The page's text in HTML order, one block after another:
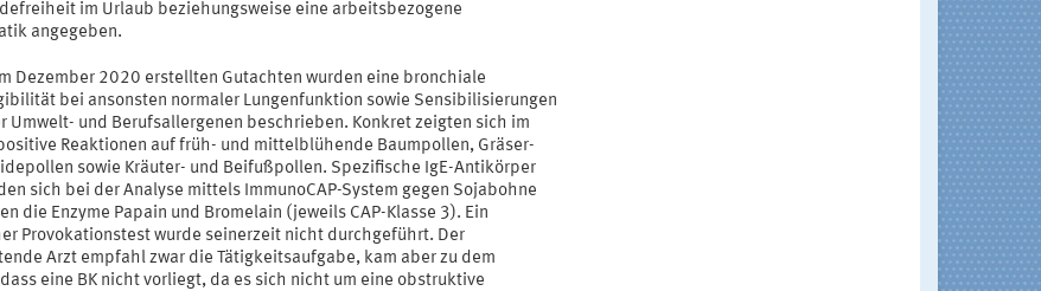
im Urlaub beziehungsweise eine arbeitsbezogene
angegeben.
Dezember 2020 erstellten Gutachten wurden eine bronchiale
bei ansonsten normaler Lungenfunktion sowie Sensibilisierungen
Umwelt- und Berufsallergenen beschrieben. Konkret zeigten sich im
Reaktionen auf früh- und mittelblühende Baumpollen, Gräser-
sowie Kräuter- und Beifußpollen. Spezifische IgE-Antikörper
sich bei der Analyse mittels ImmunoCAP-System gegen Sojabohne
die Enzyme Papain und Bromelain (jeweils CAP-Klasse 3). Ein
Provokationstest wurde seinerzeit nicht durchgeführt. Der
Arzt empfahl zwar die Tätigkeitsaufgabe, kam aber zu dem
eine BK nicht vorliegt, da es sich nicht um eine obstruktive